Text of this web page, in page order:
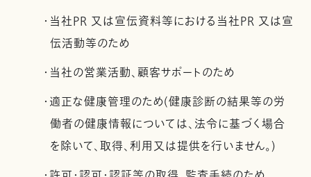
・当社PR 又は宣伝資料等における当社PR 又は宣
伝活動等のため
・当社の営業活動、顧客サポートのため
・適正な健康管理のため(健康診断の結果等の労
働者の健康情報については、法令に基づく場合
を除いて、取得、利用又は提供を行いません。)